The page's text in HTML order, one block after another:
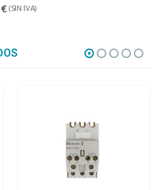
€ (SIN IVA)